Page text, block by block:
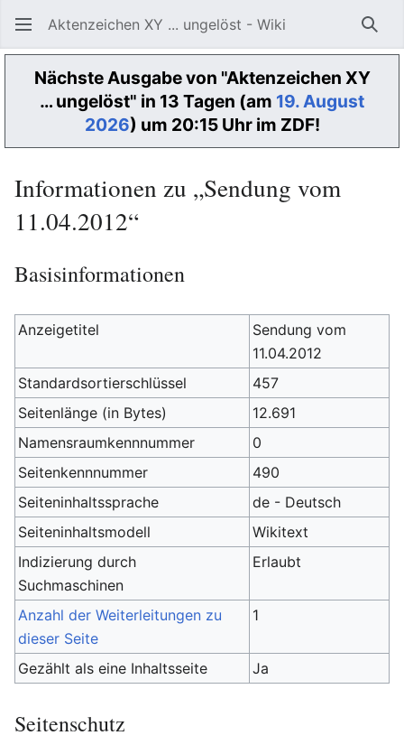
Aktenzeichen XY ... ungelöst - Wiki
Nächste Ausgabe von "Aktenzeichen XY
… ungelöst" in 13 Tagen (am 19. August
2026) um 20:15 Uhr im ZDF!
Informationen zu „Sendung vom
11.04.2012“
Basisinformationen
Anzeigetitel
Sendung vom
11.04.2012
Standardsortierschlüssel
457
Seitenlänge (in Bytes)
12.691
Namensraumkennnummer
0
Seitenkennnummer
490
Seiteninhaltssprache
de - Deutsch
Seiteninhaltsmodell
Wikitext
Indizierung durch
Suchmaschinen
Erlaubt
Anzahl der Weiterleitungen zu
dieser Seite
1
Gezählt als eine Inhaltsseite Ja
Seitenschutz